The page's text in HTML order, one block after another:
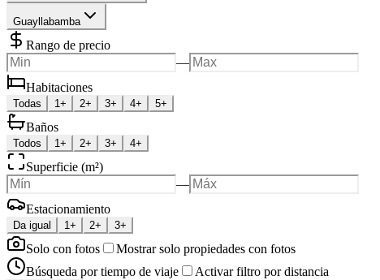
Guayllabamba
Rango de precio
—
Habitaciones
Todas 1+ 2+ 3+ 4+ 5+
Baños
Todos 1+ 2+ 3+ 4+
Superficie (m²)
—
Estacionamiento
Da igual 1+ 2+ 3+
Solo con fotos
Mostrar solo propiedades con fotos
Búsqueda por tiempo de viaje
Activar filtro por distancia